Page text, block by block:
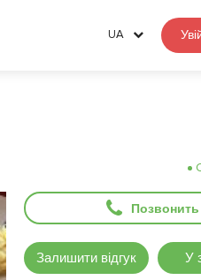
UA
Позвонить
Залишити відгук У